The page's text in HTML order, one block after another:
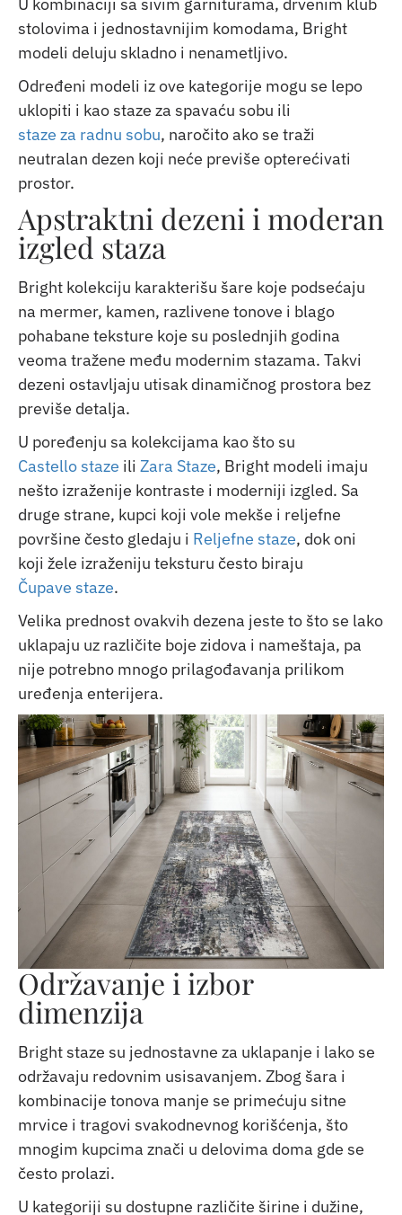
stolovima i jednostavnijim komodama, Bright
modeli deluju skladno i nenametljivo.
Određeni modeli iz ove kategorije mogu se lepo
uklopiti i kao staze za spavaću sobu ili
staze za radnu sobu, naročito ako se traži
neutralan dezen koji neće previše opterećivati
prostor.
Apstraktni dezeni i moderan
izgled staza
Bright kolekciju karakterišu šare koje podsećaju
na mermer, kamen, razlivene tonove i blago
pohabane teksture koje su poslednjih godina
veoma tražene među modernim stazama. Takvi
dezeni ostavljaju utisak dinamičnog prostora bez
previše detalja.
U poređenju sa kolekcijama kao što su
Castello staze ili Zara Staze, Bright modeli imaju
nešto izraženije kontraste i moderniji izgled. Sa
druge strane, kupci koji vole mekše i reljefne
površine često gledaju i Reljefne staze, dok oni
koji žele izraženiju teksturu često biraju
Čupave staze.
Velika prednost ovakvih dezena jeste to što se lako
uklapaju uz različite boje zidova i nameštaja, pa
nije potrebno mnogo prilagođavanja prilikom
uređenja enterijera.
Održavanje i izbor
dimenzija
Bright staze su jednostavne za uklapanje i lako se
održavaju redovnim usisavanjem. Zbog šara i
kombinacije tonova manje se primećuju sitne
mrvice i tragovi svakodnevnog korišćenja, što
mnogim kupcima znači u delovima doma gde se
često prolazi.
U kategoriji su dostupne različite širine i dužine,